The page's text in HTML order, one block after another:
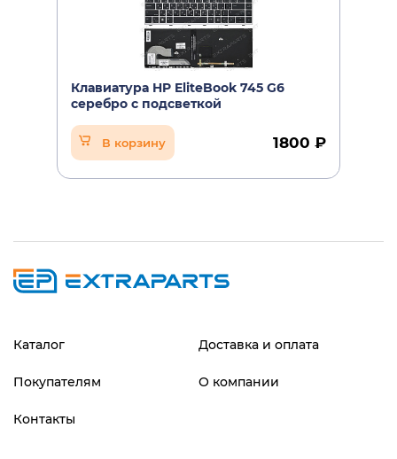
Клавиатура HP EliteBook 745 G6
серебро с подсветкой
В корзину 1800 ₽
Каталог Доставка и оплата
Покупателям О компании
Контакты